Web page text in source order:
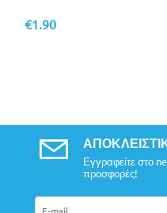
€1.90
Εγγραφείτε στο
προσφορές!